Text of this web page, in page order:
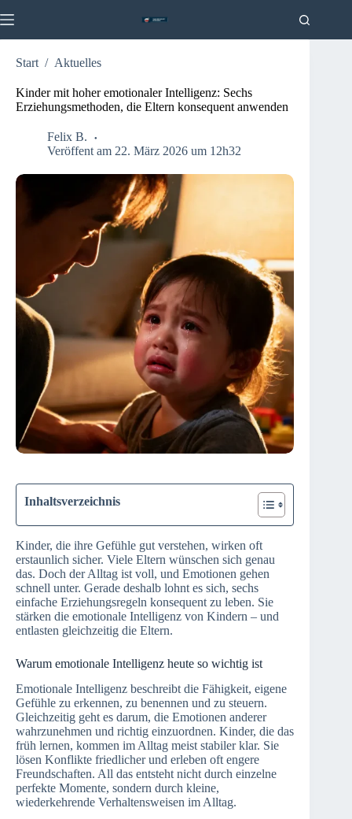
Inhalt
Start / Aktuelles
Kinder mit hoher emotionaler Intelligenz: Sechs
Erziehungsmethoden, die Eltern konsequent anwenden
Felix B.
Veröffent am 22. März 2026 um 12h32
Inhaltsverzeichnis
Kinder, die ihre Gefühle gut verstehen, wirken oft
erstaunlich sicher. Viele Eltern wünschen sich genau
das. Doch der Alltag ist voll, und Emotionen gehen
schnell unter. Gerade deshalb lohnt es sich, sechs
einfache Erziehungsregeln konsequent zu leben. Sie
stärken die emotionale Intelligenz von Kindern – und
entlasten gleichzeitig die Eltern.
Warum emotionale Intelligenz heute so wichtig ist
Emotionale Intelligenz beschreibt die Fähigkeit, eigene
Gefühle zu erkennen, zu benennen und zu steuern.
Gleichzeitig geht es darum, die Emotionen anderer
wahrzunehmen und richtig einzuordnen. Kinder, die das
früh lernen, kommen im Alltag meist stabiler klar. Sie
lösen Konflikte friedlicher und erleben oft engere
Freundschaften. All das entsteht nicht durch einzelne
perfekte Momente, sondern durch kleine,
wiederkehrende Verhaltensweisen im Alltag.